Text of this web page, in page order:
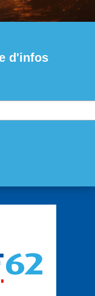
d'infos